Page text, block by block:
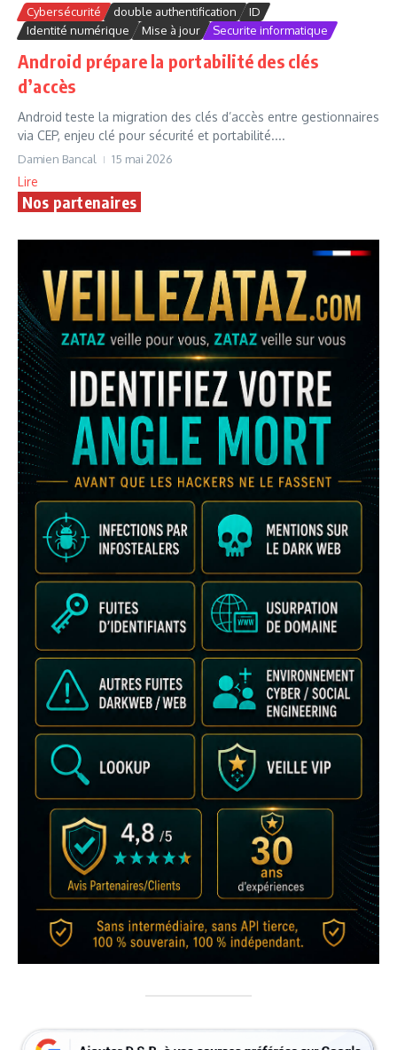
Cybersécurité double authentification
ID
Identité numérique
Mise à jour Securite informatique
Android prépare la portabilité des clés
d’accès
Android teste la migration des clés d’accès entre gestionnaires
via CEP, enjeu clé pour sécurité et portabilité....
Damien Bancal 15 mai 2026
Lire
Nos partenaires